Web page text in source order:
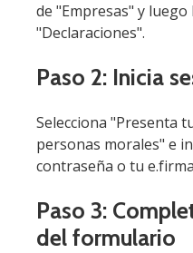
de "Empresas" y luego
"Declaraciones".
Paso 2: Inicia
Selecciona "Presenta
personas morales" e
contraseña o tu
Paso 3:
del formulario